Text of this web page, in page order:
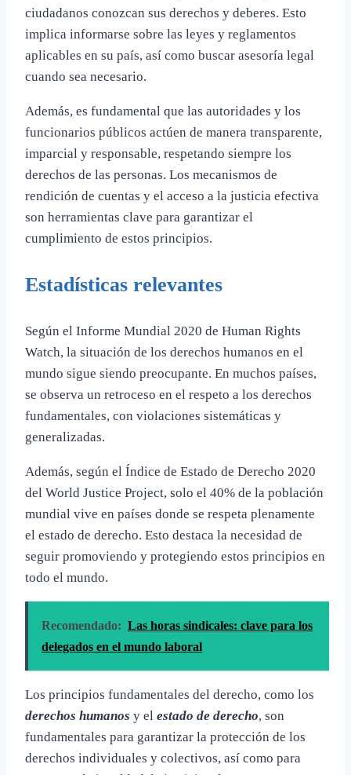
ciudadanos conozcan sus derechos y deberes. Esto
implica informarse sobre las leyes y reglamentos
aplicables en su país, así como buscar asesoría legal
cuando sea necesario.
Además, es fundamental que las autoridades y los
funcionarios públicos actúen de manera transparente,
imparcial y responsable, respetando siempre los
derechos de las personas. Los mecanismos de
rendición de cuentas y el acceso a la justicia efectiva
son herramientas clave para garantizar el
cumplimiento de estos principios.
Estadísticas relevantes
Según el Informe Mundial 2020 de Human Rights
Watch, la situación de los derechos humanos en el
mundo sigue siendo preocupante. En muchos países,
se observa un retroceso en el respeto a los derechos
fundamentales, con violaciones sistemáticas y
generalizadas.
Además, según el Índice de Estado de Derecho 2020
del World Justice Project, solo el 40% de la población
mundial vive en países donde se respeta plenamente
el estado de derecho. Esto destaca la necesidad de
seguir promoviendo y protegiendo estos principios en
todo el mundo.
Recomendado: Las horas sindicales: clave para los
delegados en el mundo laboral
Los principios fundamentales del derecho, como los
derechos humanos y el estado de derecho, son
fundamentales para garantizar la protección de los
derechos individuales y colectivos, así como para